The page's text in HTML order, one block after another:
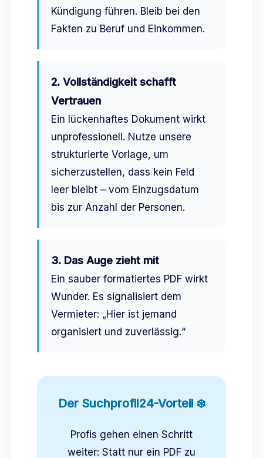
Kündigung führen. Bleib bei den
Fakten zu Beruf und Einkommen.
2. Vollständigkeit schafft
Vertrauen
Ein lückenhaftes Dokument wirkt
unprofessionell. Nutze unsere
strukturierte Vorlage, um
sicherzustellen, dass kein Feld
leer bleibt – vom Einzugsdatum
bis zur Anzahl der Personen.
3. Das Auge zieht mit
Ein sauber formatiertes PDF wirkt
Wunder. Es signalisiert dem
Vermieter: „Hier ist jemand
organisiert und zuverlässig.“
Der Suchprofil24-Vorteil ❄️
Profis gehen einen Schritt
weiter: Statt nur ein PDF zu